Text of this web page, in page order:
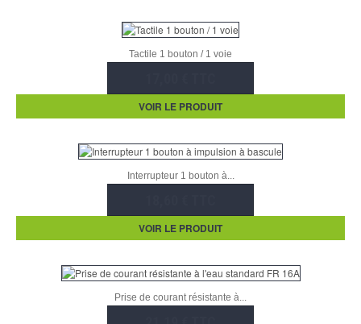
Tactile 1 bouton / 1 voie
VOIR LE PRODUIT
Interrupteur 1 bouton à...
VOIR LE PRODUIT
Prise de courant résistante à...